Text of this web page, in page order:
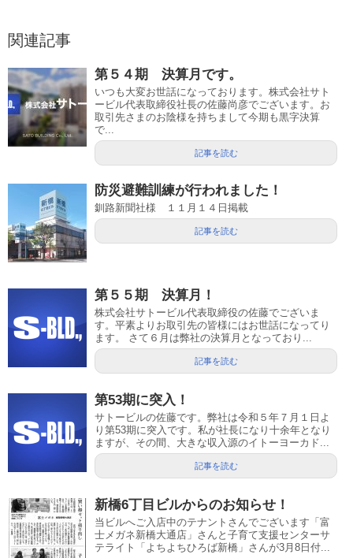
関連記事
第５４期 決算月です。
いつも大変お世話になっております。株式会社サト
ービル代表取締役社長の佐藤尚彦でございます。お
取引先さまのお陰様を持ちまして今期も黒字決算
で...
記事を読む
防災避難訓練が行われました！
釧路新聞社様 １１月１４日掲載
記事を読む
第５５期 決算月！
株式会社サトービル代表取締役の佐藤でございま
す。平素よりお取引先の皆様にはお世話になってり
ます。 さて６月は弊社の決算月となっており...
記事を読む
第53期に突入！
サトービルの佐藤です。弊社は令和５年７月１日よ
り第53期に突入です。私が社長になり十余年となり
ますが、その間、大きな収入源のイトーヨーカド...
記事を読む
新橋6丁目ビルからのお知らせ！
当ビルへご入店中のテナントさんでございます「富
士メガネ新橋大通店」さんと子育て支援センターサ
テライト「よちよちひろば新橋」さんが3月8日付...